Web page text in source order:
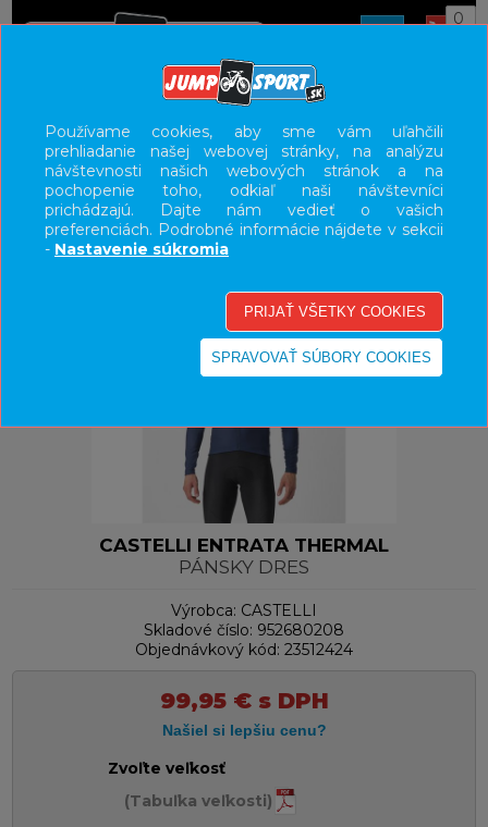
0
UŽÍVATEĽSKÝ PANEL
KATEGÓRIE
HLAVNÉ MENU
CASTELLI ENTRATA THERMAL
PÁNSKY DRES
Výrobca: CASTELLI
Skladové číslo: 952680208
Objednávkový kód: 23512424
99,95 €s DPH
Zvoľte veľkosť
(Tabuľka veľkosti)
Používame cookies, aby sme vám uľahčili
prehliadanie našej webovej stránky, na analýzu
návštevnosti našich webových stránok a na
pochopenie toho, odkiaľ naši návštevníci
prichádzajú. Dajte nám vedieť o vašich
preferenciách. Podrobné informácie nájdete v sekcii
- Nastavenie súkromia